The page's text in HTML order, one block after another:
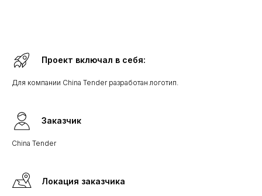
Проект включал в себя:
Для компании China Tender разработан логотип.
Заказчик
China Tender
Локация заказчика